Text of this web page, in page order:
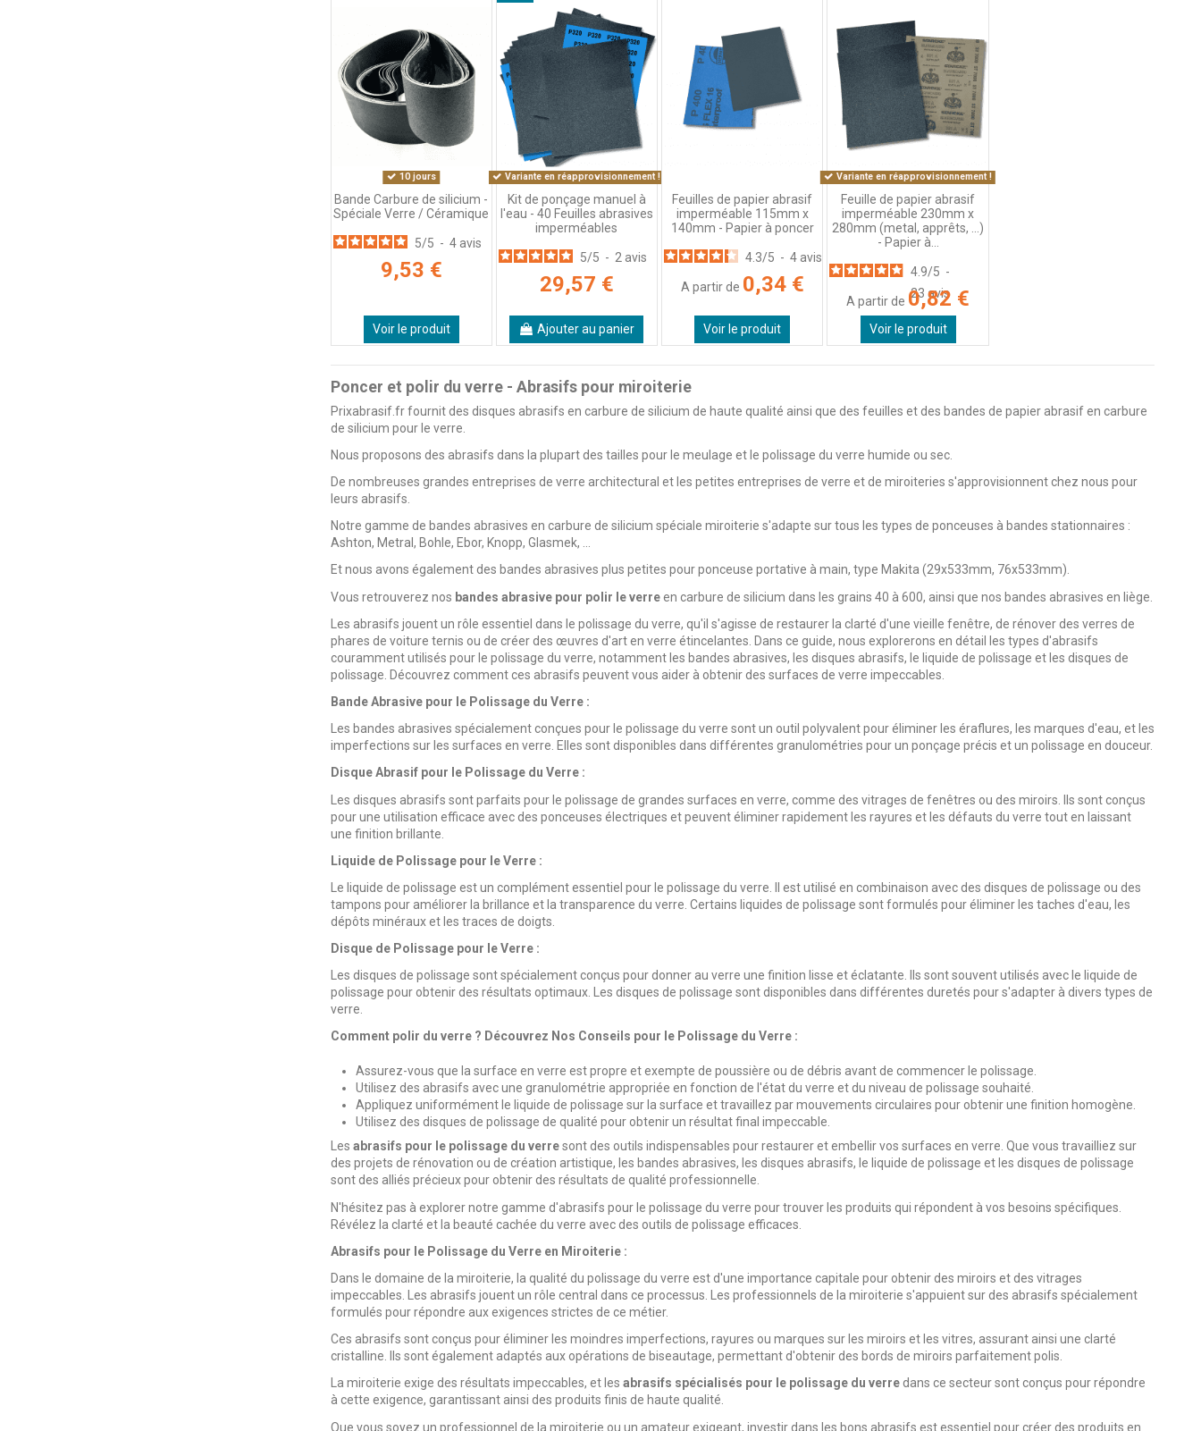
10 jours
Bande Carbure de silicium -
Spéciale Verre / Céramique
5/5 - 4 avis
9,53 €
Voir le produit
Variante en réapprovisionnement !
Kit de ponçage manuel à
l'eau - 40 Feuilles abrasives
imperméables
5/5 - 2 avis
29,57 €
Ajouter au panier
Feuilles de papier abrasif
imperméable 115mm x
140mm - Papier à poncer
4.3/5 - 4 avis
A partir de 0,34 €
Voir le produit
Variante en réapprovisionnement !
Feuille de papier abrasif
imperméable 230mm x
280mm (metal, apprêts, ...)
- Papier à...
4.9/5 -
23avis
A partir de 0,82 €
Voir le produit
Poncer et polir du verre - Abrasifs pour miroiterie
Prixabrasif.fr fournit des disques abrasifs en carbure de silicium de haute qualité ainsi que des feuilles et des bandes de papier abrasif en carbure
de silicium pour le verre.
Nous proposons des abrasifs dans la plupart des tailles pour le meulage et le polissage du verre humide ou sec.
De nombreuses grandes entreprises de verre architectural et les petites entreprises de verre et de miroiteries s'approvisionnent chez nous pour
leurs abrasifs.
Notre gamme de bandes abrasives en carbure de silicium spéciale miroiterie s'adapte sur tous les types de ponceuses à bandes stationnaires :
Ashton, Metral, Bohle, Ebor, Knopp, Glasmek, ...
Et nous avons également des bandes abrasives plus petites pour ponceuse portative à main, type Makita (29x533mm, 76x533mm).
Vous retrouverez nos bandes abrasive pour polir le verreen carbure de silicium dans les grains 40 à 600, ainsi que nos bandes abrasives en liège.
Les abrasifs jouent un rôle essentiel dans le polissage du verre, qu'il s'agisse de restaurer la clarté d'une vieille fenêtre, de rénover des verres de
phares de voiture ternis ou de créer des œuvres d'art en verre étincelantes. Dans ce guide, nous explorerons en détail les types d'abrasifs
couramment utilisés pour le polissage du verre, notamment les bandes abrasives, les disques abrasifs, le liquide de polissage et les disques de
polissage. Découvrez comment ces abrasifs peuvent vous aider à obtenir des surfaces de verre impeccables.
Bande Abrasive pour le Polissage du Verre :
Les bandes abrasives spécialement conçues pour le polissage du verre sont un outil polyvalent pour éliminer les éraflures, les marques d'eau, et les
imperfections sur les surfaces en verre. Elles sont disponibles dans différentes granulométries pour un ponçage précis et un polissage en douceur.
Disque Abrasif pour le Polissage du Verre :
Les disques abrasifs sont parfaits pour le polissage de grandes surfaces en verre, comme des vitrages de fenêtres ou des miroirs. Ils sont conçus
pour une utilisation efficace avec des ponceuses électriques et peuvent éliminer rapidement les rayures et les défauts du verre tout en laissant
une finition brillante.
Liquide de Polissage pour le Verre :
Le liquide de polissage est un complément essentiel pour le polissage du verre. Il est utilisé en combinaison avec des disques de polissage ou des
tampons pour améliorer la brillance et la transparence du verre. Certains liquides de polissage sont formulés pour éliminer les taches d'eau, les
dépôts minéraux et les traces de doigts.
Disque de Polissage pour le Verre :
Les disques de polissage sont spécialement conçus pour donner au verre une finition lisse et éclatante. Ils sont souvent utilisés avec le liquide de
polissage pour obtenir des résultats optimaux. Les disques de polissage sont disponibles dans différentes duretés pour s'adapter à divers types de
verre.
Comment polir du verre ? Découvrez Nos Conseils pour le Polissage du Verre :
Assurez-vous que la surface en verre est propre et exempte de poussière ou de débris avant de commencer le polissage.
Utilisez des abrasifs avec une granulométrie appropriée en fonction de l'état du verre et du niveau de polissage souhaité.
Appliquez uniformément le liquide de polissage sur la surface et travaillez par mouvements circulaires pour obtenir une finition homogène.
Utilisez des disques de polissage de qualité pour obtenir un résultat final impeccable.
Les abrasifs pour le polissage du verresont des outils indispensables pour restaurer et embellir vos surfaces en verre. Que vous travailliez sur
des projets de rénovation ou de création artistique, les bandes abrasives, les disques abrasifs, le liquide de polissage et les disques de polissage
sont des alliés précieux pour obtenir des résultats de qualité professionnelle.
N'hésitez pas à explorer notre gamme d'abrasifs pour le polissage du verre pour trouver les produits qui répondent à vos besoins spécifiques.
Révélez la clarté et la beauté cachée du verre avec des outils de polissage efficaces.
Abrasifs pour le Polissage du Verre en Miroiterie :
Dans le domaine de la miroiterie, la qualité du polissage du verre est d'une importance capitale pour obtenir des miroirs et des vitrages
impeccables. Les abrasifs jouent un rôle central dans ce processus. Les professionnels de la miroiterie s'appuient sur des abrasifs spécialement
formulés pour répondre aux exigences strictes de ce métier.
Ces abrasifs sont conçus pour éliminer les moindres imperfections, rayures ou marques sur les miroirs et les vitres, assurant ainsi une clarté
cristalline. Ils sont également adaptés aux opérations de biseautage, permettant d'obtenir des bords de miroirs parfaitement polis.
La miroiterie exige des résultats impeccables, et les abrasifs spécialisés pour le polissage du verredans ce secteur sont conçus pour répondre
à cette exigence, garantissant ainsi des produits finis de haute qualité.
Que vous soyez un professionnel de la miroiterie ou un amateur exigeant, investir dans les bons abrasifs est essentiel pour créer des produits en